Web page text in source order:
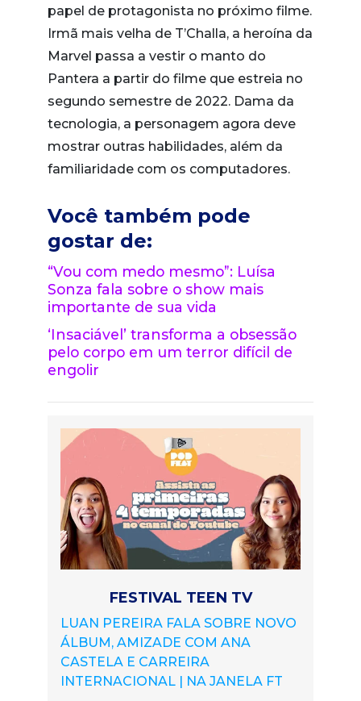
papel de protagonista no próximo filme.
Irmã mais velha de T’Challa, a heroína da
Marvel passa a vestir o manto do
Pantera a partir do filme que estreia no
segundo semestre de 2022. Dama da
tecnologia, a personagem agora deve
mostrar outras habilidades, além da
familiaridade com os computadores.
Você também pode
gostar de:
“Vou com medo mesmo”: Luísa
Sonza fala sobre o show mais
importante de sua vida
‘Insaciável’ transforma a obsessão
pelo corpo em um terror difícil de
engolir
FESTIVAL TEEN TV
LUAN PEREIRA FALA SOBRE NOVO
ÁLBUM, AMIZADE COM ANA
CASTELA E CARREIRA
INTERNACIONAL | NA JANELA FT